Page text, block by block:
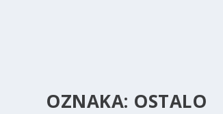
OZNAKA: OSTALO